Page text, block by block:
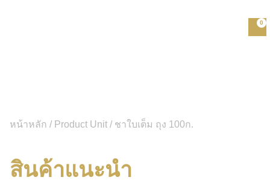
0
หน้าหลัก / Product Unit / ชาใบเต็ม ถุง 100ก.
สินค้าแนะนำ